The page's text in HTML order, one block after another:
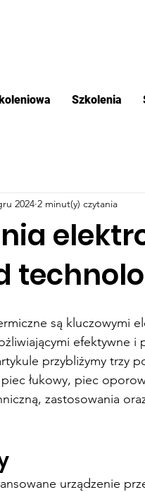
Szkolenia
2024 2 minut(y) czytania
są kluczowymi
efektywne
przybliżymy trzy
łukowy, piec
zastosowania
urządzenie